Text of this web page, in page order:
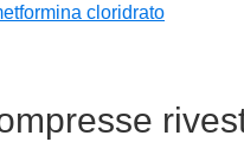
cloridrato